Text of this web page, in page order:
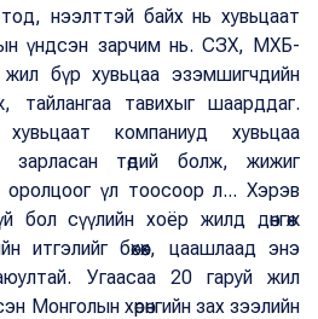
нээлттэй байх нь хувьцаат
үндсэн зарчим нь. СЗХ, МХБ-
бүр хувьцаа эзэмшигчдийн
тайлангаа тавихыг шаарддаг.
компаниуд хувьцаа
зарласан төдий болж, жижиг
оролцоог үл тоосоор л... Хэрэв
бол сүүлийн хоёр жилд дөнгөж
итгэлийг бөхөөх, цаашлаад энэ
Угаасаа 20 гаруй жил
Монголын хөрөнгийн зах зээлийн